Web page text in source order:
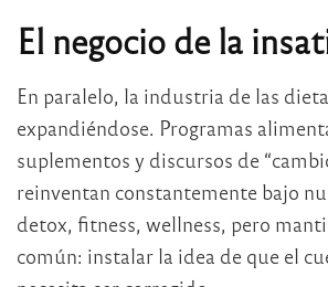
El negocio de la
En paralelo, la industria de las
expandiéndose. Programas
suplementos y discursos de
reinventan constantemente bajo
detox, fitness, wellness, pero
común: instalar la idea de que el